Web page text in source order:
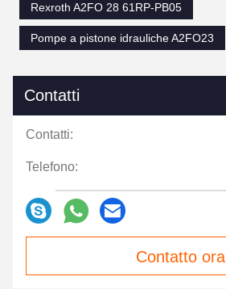
Rexroth A2FO 28 61RP-PB05
Pompe a pistone idrauliche A2FO23
Contatti
Contatti:
Telefono:
Contatto ora